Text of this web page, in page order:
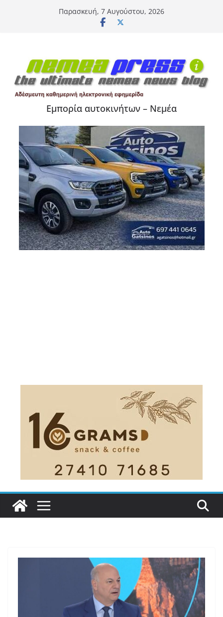
Παρασκευή, 7 Αυγούστου, 2026
Εμπορία αυτοκινήτων – Νεμέα